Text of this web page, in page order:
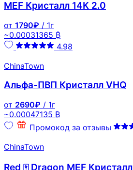
MEF Кристалл 14K 2.0
от 1790₽ / 1г
~0.00031365 ₿
4.98
ChinaTown
Альфа-ПВП Кристалл VHQ
от 2690₽ / 1г
~0.00047135 ₿
Промокод за отзывы
ChinaTown
Red 🀄 Dragon MEF Кристалл